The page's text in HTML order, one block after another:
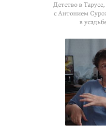
Детство в
с Антонием
в